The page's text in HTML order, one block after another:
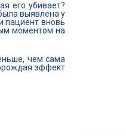
его убивает?
выявлена у
пациент вновь
моментом на
чем сама
эффект